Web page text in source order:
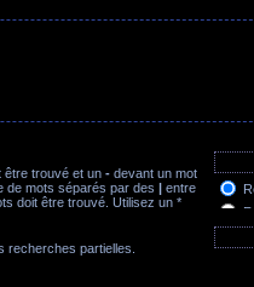
être trouvé et un -devant un mot
de mots séparés par des |entre
doit être trouvé. Utilisez un *
recherches partielles.